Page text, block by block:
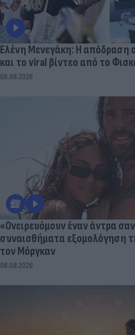
Ελένη Μενεγάκη: Η απόδραση
και το viral βίντεο από το
06.08.2026
«Ονειρευόμουν έναν άντρα
συναισθήματα εξομολόγηση
τον Μόργκαν
06.08.2026